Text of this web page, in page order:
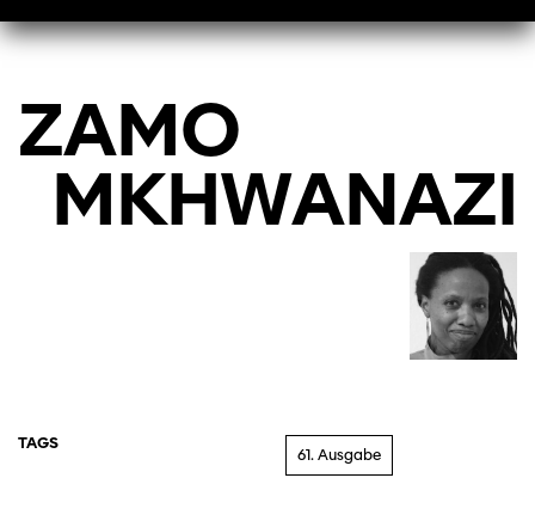
ZAMO
MKHWANAZI
TAGS
61. Ausgabe